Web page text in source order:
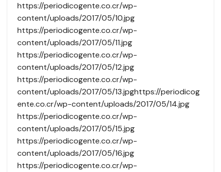
https://periodicogente.co.cr/wp-
content/uploads/2017/05/10.jpg
https://periodicogente.co.cr/wp-
content/uploads/2017/05/11.jpg
https://periodicogente.co.cr/wp-
content/uploads/2017/05/12.jpg
https://periodicogente.co.cr/wp-
content/uploads/2017/05/13.jpghttps://periodicog
ente.co.cr/wp-content/uploads/2017/05/14.jpg
https://periodicogente.co.cr/wp-
content/uploads/2017/05/15.jpg
https://periodicogente.co.cr/wp-
content/uploads/2017/05/16.jpg
https://periodicogente.co.cr/wp-